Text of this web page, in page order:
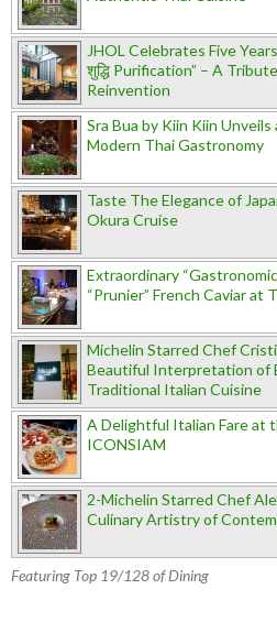
JHOL Celebrates Five
शुद्धि Purification” – A
Reinvention
Sra Bua by Kiin Kiin
Modern Thai Gastronomy
Taste The Elegance of
Okura Cruise
Extraordinary
“Prunier” French Caviar at
Michelin Starred Chef
Beautiful Interpretation of
Traditional Italian Cuisine
A Delightful Italian Fare at
ICONSIAM
2-Michelin Starred Chef
Culinary Artistry of
Featuring Top 19/128 of Dining